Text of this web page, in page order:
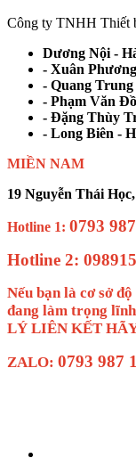
Công ty TNHH Thiết
Dương Nội -
- Xuân
- Quang
- Phạm Văn
- Đặng Thùy
- Long Biên -
MIỀN NAM
19 Nguyễn Thái
Hotline 1: 0793
Hotline 2:
Nếu bạn là cơ sở
đang làm trọng
LÝ LIÊN KẾT
ZALO: 0793 987